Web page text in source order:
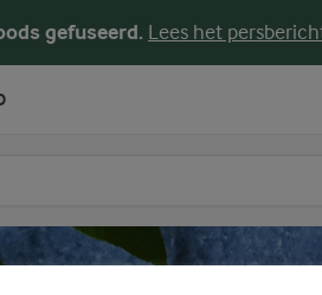
gefuseerd. Lees het